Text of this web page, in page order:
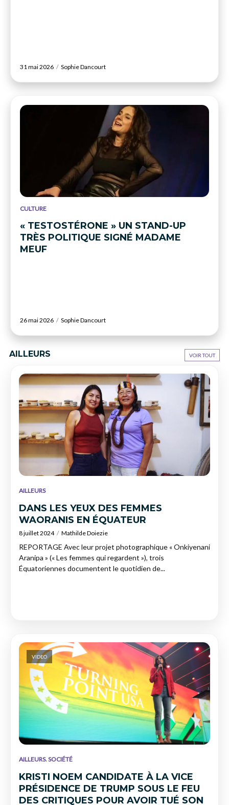
31 mai 2026 Sophie Dancourt
CULTURE
« TESTOSTÉRONE » UN STAND-UP
TRÈS POLITIQUE SIGNÉ MADAME
MEUF
26 mai 2026 Sophie Dancourt
AILLEURS VOIR TOUT
AILLEURS
DANS LES YEUX DES FEMMES
WAORANIS EN ÉQUATEUR
8 juillet 2024 Mathilde Doiezie
REPORTAGE Avec leur projet photographique « Onkiyenani
Aranipa » (« Les femmes qui regardent »), trois
Équatoriennes documentent le quotidien de...
VIDEO
AILLEURS, SOCIÉTÉ
KRISTI NOEM CANDIDATE À LA VICE
PRÉSIDENCE DE TRUMP SOUS LE FEU
DES CRITIQUES POUR AVOIR TUÉ SON